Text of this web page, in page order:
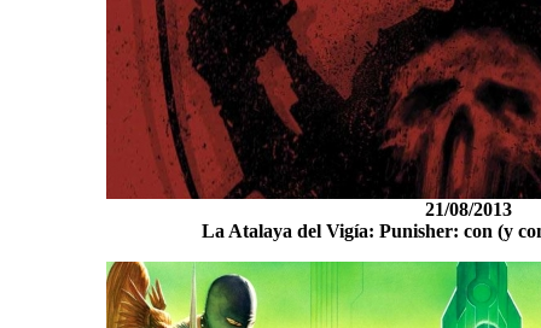
21/08/2013
La Atalaya del Vigía: Punisher: con (y